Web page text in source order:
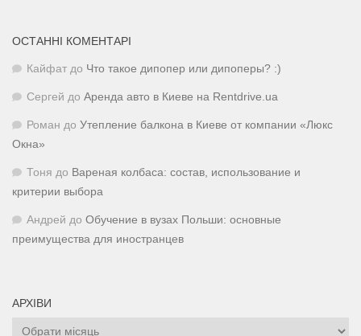
ОСТАННІ КОМЕНТАРІ
Кайфат до Что такое дипопер или дипоперы? :)
Сергей до Аренда авто в Киеве на Rentdrive.ua
Роман до Утепление балкона в Киеве от компании «Люкс
Окна»
Тоня до Вареная колбаса: состав, использование и
критерии выбора
Андрей до Обучение в вузах Польши: основные
преимущества для иностранцев
АРХІВИ
Архіви